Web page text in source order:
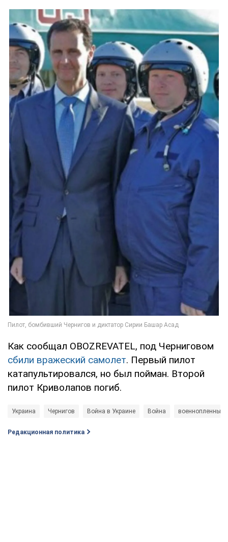
Как сообщал OBOZREVATEL, под Черниговом
сбили вражеский самолет. Первый пилот
катапультировался, но был пойман. Второй
пилот Криволапов погиб.
Украина Чернигов Война в Украине Война военнопленные
Редакционная политика